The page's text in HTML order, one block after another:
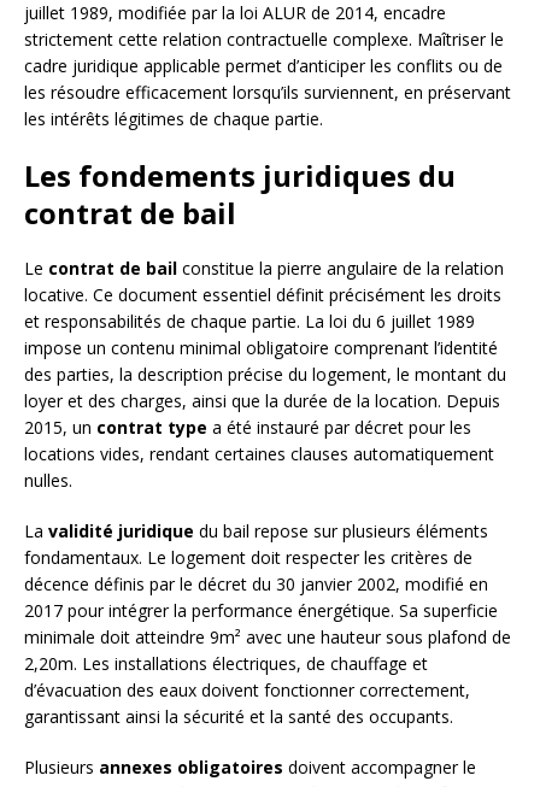
juillet 1989, modifiée par la loi ALUR de 2014, encadre
strictement cette relation contractuelle complexe. Maîtriser le
cadre juridique applicable permet d’anticiper les conflits ou de
les résoudre efficacement lorsqu’ils surviennent, en préservant
les intérêts légitimes de chaque partie.
Les fondements juridiques du
contrat de bail
Le contrat de bail constitue la pierre angulaire de la relation
locative. Ce document essentiel définit précisément les droits
et responsabilités de chaque partie. La loi du 6 juillet 1989
impose un contenu minimal obligatoire comprenant l’identité
des parties, la description précise du logement, le montant du
loyer et des charges, ainsi que la durée de la location. Depuis
2015, un contrat type a été instauré par décret pour les
locations vides, rendant certaines clauses automatiquement
nulles.
La validité juridique du bail repose sur plusieurs éléments
fondamentaux. Le logement doit respecter les critères de
décence définis par le décret du 30 janvier 2002, modifié en
2017 pour intégrer la performance énergétique. Sa superficie
minimale doit atteindre 9m² avec une hauteur sous plafond de
2,20m. Les installations électriques, de chauffage et
d’évacuation des eaux doivent fonctionner correctement,
garantissant ainsi la sécurité et la santé des occupants.
Plusieurs annexes obligatoires doivent accompagner le